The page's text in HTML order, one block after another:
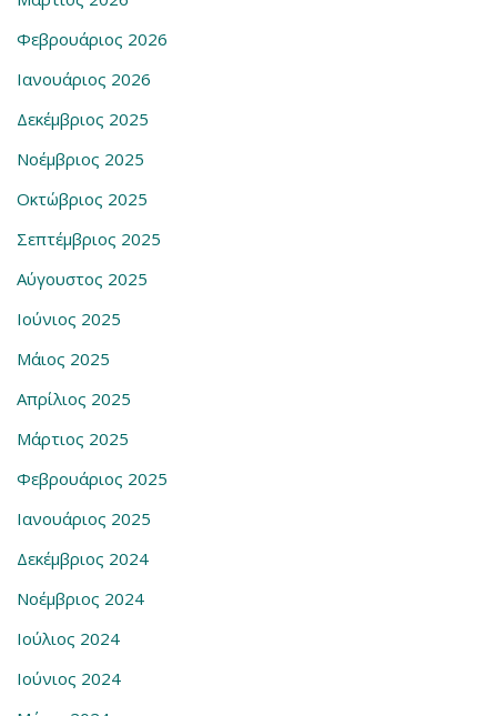
Φεβρουάριος 2026
Ιανουάριος 2026
Δεκέμβριος 2025
Νοέμβριος 2025
Οκτώβριος 2025
Σεπτέμβριος 2025
Αύγουστος 2025
Ιούνιος 2025
Μάιος 2025
Απρίλιος 2025
Μάρτιος 2025
Φεβρουάριος 2025
Ιανουάριος 2025
Δεκέμβριος 2024
Νοέμβριος 2024
Ιούλιος 2024
Ιούνιος 2024